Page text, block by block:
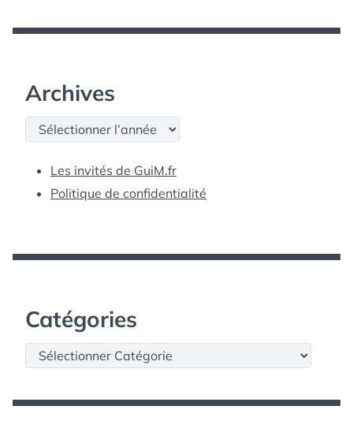
Archives
Archives
Les invités de GuiM.fr
Politique de confidentialité
Catégories
Catégories